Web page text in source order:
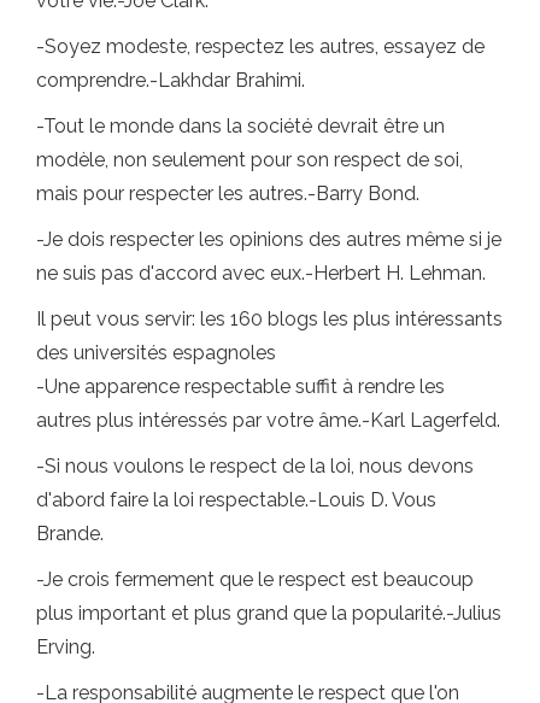
-Soyez modeste, respectez les autres, essayez de
comprendre.-Lakhdar Brahimi.
-Tout le monde dans la société devrait être un
modèle, non seulement pour son respect de soi,
mais pour respecter les autres.-Barry Bond.
-Je dois respecter les opinions des autres même si je
ne suis pas d'accord avec eux.-Herbert H. Lehman.
Il peut vous servir: les 160 blogs les plus intéressants
des universités espagnoles
-Une apparence respectable suffit à rendre les
autres plus intéressés par votre âme.-Karl Lagerfeld.
-Si nous voulons le respect de la loi, nous devons
d'abord faire la loi respectable.-Louis D. Vous
Brande.
-Je crois fermement que le respect est beaucoup
plus important et plus grand que la popularité.-Julius
Erving.
-La responsabilité augmente le respect que l'on